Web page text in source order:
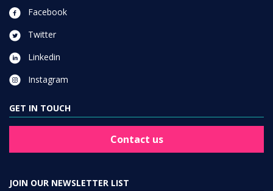
Facebook
Twitter
Linkedin
Instagram
GET IN TOUCH
Contact us
JOIN OUR NEWSLETTER LIST